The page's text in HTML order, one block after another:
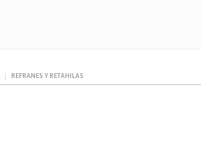
| REFRANES Y RETAHILAS